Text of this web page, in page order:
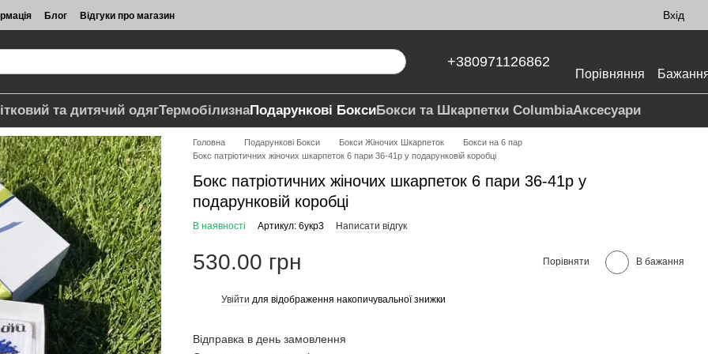
Блог Відгуки про магазин Вхід
+380971126862
Порівняння
та дитячий одягТермобілизнаПодарункові БоксиБокси та Шкарпетки ColumbiaАксесуари
Головна Подарункові Бокси Бокси Жіночих Шкарпеток
Бокси на 6 пар
Бокс патріотичних жіночих шкарпеток 6 пари 36-41р у подарунковій коробці
Бокс патріотичних жіночих шкарпеток 6 пари 36-41р у
подарунковій коробці
В наявності Артикул: 6укр3 Написати відгук
530.00 грн Порівняти В бажання
Увійти для відображення накопичувальної знижки
Відправка в день замовлення